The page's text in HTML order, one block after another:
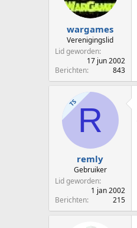
wargames
Verenigingslid
Lid geworden
17 jun 2002
Berichten
843
TSR
remly
Gebruiker
Lid geworden
1 jan 2002
Berichten
215